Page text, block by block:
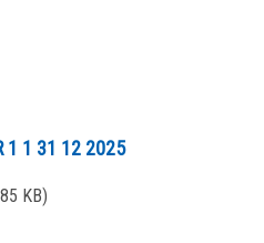
1 1 31 12 2025
KB)